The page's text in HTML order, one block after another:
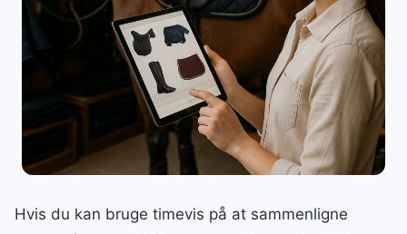
Hvis du kan bruge timevis på at sammenligne